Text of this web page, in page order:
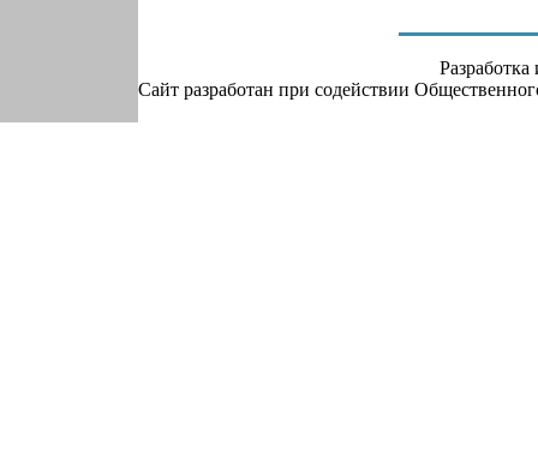
Сайт разработан при содействии